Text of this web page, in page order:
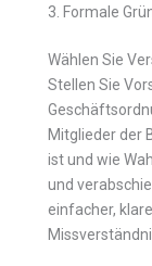
3. Formale
Wählen Sie
Stellen Sie
Mitglieder der
ist und wie
und
einfacher,